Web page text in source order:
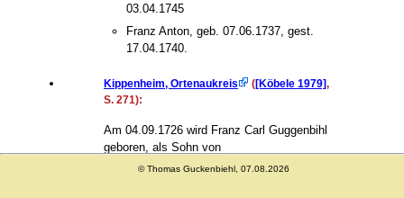
03.04.1745
Franz Anton, geb. 07.06.1737, gest.
17.04.1740.
Kippenheim, Ortenaukreis ([Köbele 1979],
S. 271):
Am 04.09.1726 wird Franz Carl Guggenbihl
geboren, als Sohn von
Christian Guggenbihl, Hirte in Kippenheim
© Thomas Guckenbiehl, 07.08.2026